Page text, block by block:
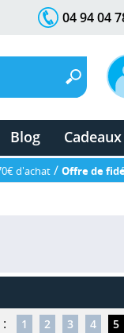
04 94 04
Blog Cadeaux
d'achat / Offre de
1 2 3 4 5